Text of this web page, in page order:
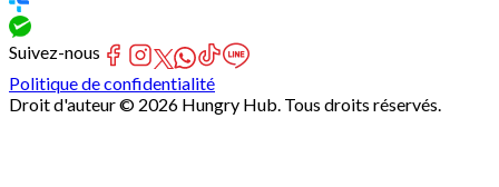
Suivez-nous
Politique de confidentialité
Droit d'auteur © 2026 Hungry Hub. Tous droits réservés.